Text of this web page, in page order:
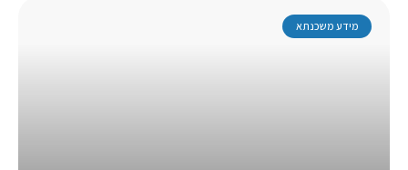
מידע משכנתא